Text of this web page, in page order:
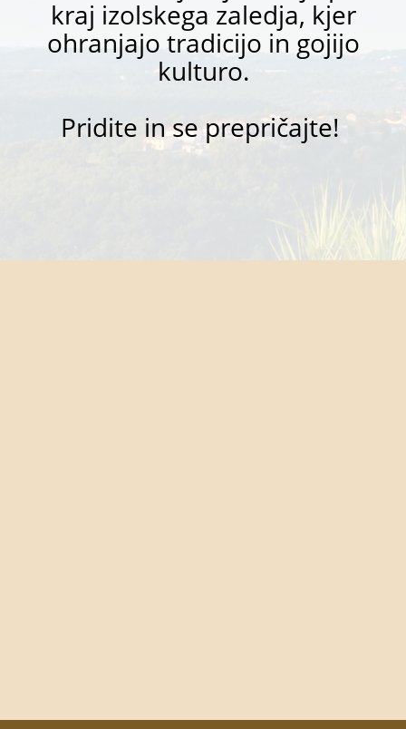
kraj izolskega zaledja, kjer
ohranjajo tradicijo in gojijo
kulturo.
Pridite in se prepričajte!